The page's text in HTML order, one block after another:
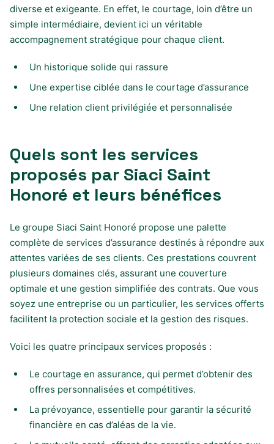
diverse et exigeante. En effet, le courtage, loin d’être un
simple intermédiaire, devient ici un véritable
accompagnement stratégique pour chaque client.
Un historique solide qui rassure
Une expertise ciblée dans le courtage d’assurance
Une relation client privilégiée et personnalisée
Quels sont les services
proposés par Siaci Saint
Honoré et leurs bénéfices
Le groupe Siaci Saint Honoré propose une palette
complète de services d’assurance destinés à répondre aux
attentes variées de ses clients. Ces prestations couvrent
plusieurs domaines clés, assurant une couverture
optimale et une gestion simplifiée des contrats. Que vous
soyez une entreprise ou un particulier, les services offerts
facilitent la protection sociale et la gestion des risques.
Voici les quatre principaux services proposés :
Le courtage en assurance, qui permet d’obtenir des
offres personnalisées et compétitives.
La prévoyance, essentielle pour garantir la sécurité
financière en cas d’aléas de la vie.